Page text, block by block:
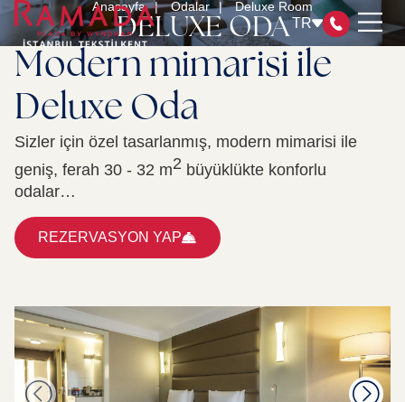
TR
ODALAR
RESTAURANT & BAR
TOPLANTI ODALARI
WYNDHAM REWARDS
SERTİFİKALARIMIZ
İLETİŞİM
Anasayfa Odalar Deluxe Room
DELUXE ODA
Modern mimarisi ile
Deluxe Oda
Sizler için özel tasarlanmış, modern mimarisi ile
geniş, ferah 30 - 32 m2 büyüklükte konforlu
odalar…
REZERVASYON YAP